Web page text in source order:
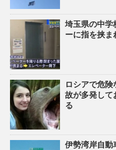
埼玉県の中学
ーに指を挟ま
ロシアで危
故が多発して
る
伊勢湾岸自動